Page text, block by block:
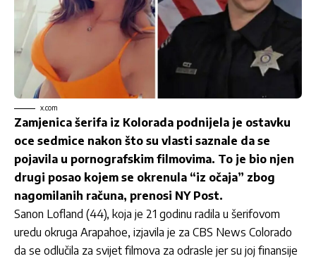
x.com
Zamjenica šerifa iz Kolorada podnijela je ostavku
oce sedmice nakon što su vlasti saznale da se
pojavila u pornografskim filmovima. To je bio njen
drugi posao kojem se okrenula “iz očaja” zbog
nagomilanih računa, prenosi NY Post.
Sanon Lofland (44), koja je 21 godinu radila u šerifovom
uredu okruga Arapahoe, izjavila je za CBS News Colorado
da se odlučila za svijet filmova za odrasle jer su joj finansije